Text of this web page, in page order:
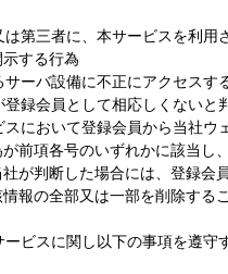
第三者に、本サービスを利用
する行為
ーバ設備に不正にアクセスす
録会員として相応しくないと
において登録会員から当社ウ
前項各号のいずれかに該当し
が判断した場合には、登録会
報の全部又は一部を削除する
ビスに関し以下の事項を遵守